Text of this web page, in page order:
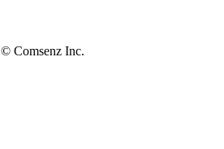
© Comsenz Inc.